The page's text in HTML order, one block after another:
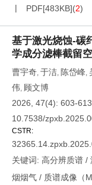
PDF[483KB](2)
基于激光烧蚀-碳
学成分滤棒截留
曹宇奇, 于洁, 陈岱峰,
伟, 顾文博
2026, 47(4): 603-613.
10.7538/
CSTR:
关键词: 高分辨质谱 /
烟烟气 / 质谱成像（